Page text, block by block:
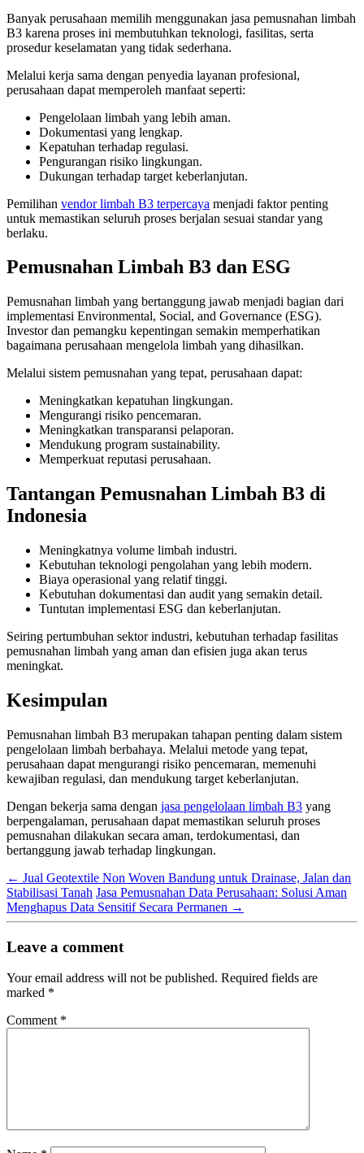
Banyak perusahaan memilih menggunakan jasa pemusnahan limbah
B3 karena proses ini membutuhkan teknologi, fasilitas, serta
prosedur keselamatan yang tidak sederhana.
Melalui kerja sama dengan penyedia layanan profesional,
perusahaan dapat memperoleh manfaat seperti:
Pengelolaan limbah yang lebih aman.
Dokumentasi yang lengkap.
Kepatuhan terhadap regulasi.
Pengurangan risiko lingkungan.
Dukungan terhadap target keberlanjutan.
Pemilihan vendor limbah B3 terpercaya menjadi faktor penting
untuk memastikan seluruh proses berjalan sesuai standar yang
berlaku.
Pemusnahan Limbah B3 dan ESG
Pemusnahan limbah yang bertanggung jawab menjadi bagian dari
implementasi Environmental, Social, and Governance (ESG).
Investor dan pemangku kepentingan semakin memperhatikan
bagaimana perusahaan mengelola limbah yang dihasilkan.
Melalui sistem pemusnahan yang tepat, perusahaan dapat:
Meningkatkan kepatuhan lingkungan.
Mengurangi risiko pencemaran.
Meningkatkan transparansi pelaporan.
Mendukung program sustainability.
Memperkuat reputasi perusahaan.
Tantangan Pemusnahan Limbah B3 di
Indonesia
Meningkatnya volume limbah industri.
Kebutuhan teknologi pengolahan yang lebih modern.
Biaya operasional yang relatif tinggi.
Kebutuhan dokumentasi dan audit yang semakin detail.
Tuntutan implementasi ESG dan keberlanjutan.
Seiring pertumbuhan sektor industri, kebutuhan terhadap fasilitas
pemusnahan limbah yang aman dan efisien juga akan terus
meningkat.
Kesimpulan
Pemusnahan limbah B3 merupakan tahapan penting dalam sistem
pengelolaan limbah berbahaya. Melalui metode yang tepat,
perusahaan dapat mengurangi risiko pencemaran, memenuhi
kewajiban regulasi, dan mendukung target keberlanjutan.
Dengan bekerja sama dengan jasa pengelolaan limbah B3 yang
berpengalaman, perusahaan dapat memastikan seluruh proses
pemusnahan dilakukan secara aman, terdokumentasi, dan
bertanggung jawab terhadap lingkungan.
← Jual Geotextile Non Woven Bandung untuk Drainase, Jalan dan
Stabilisasi Tanah Jasa Pemusnahan Data Perusahaan: Solusi Aman
Menghapus Data Sensitif Secara Permanen →
Leave a comment
Your email address will not be published. Required fields are
marked *
Comment *